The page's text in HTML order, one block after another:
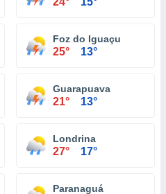
Foz do Iguaçu
25° 13°
Guarapuava
21° 13°
Londrina
27° 17°
Paranaguá